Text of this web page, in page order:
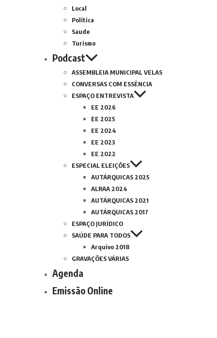
Local
Politica
Saude
Turismo
Podcast
ASSEMBLEIA MUNICIPAL VELAS
CONVERSAS COM ESSÊNCIA
ESPAÇO ENTREVISTA
EE 2026
EE 2025
EE 2024
EE 2023
EE 2022
ESPECIAL ELEIÇÕES
AUTÁRQUICAS 2025
ALRAA 2024
AUTÁRQUICAS 2021
AUTÁRQUICAS 2017
ESPAÇO JURÍDICO
SAÚDE PARA TODOS
Arquivo 2018
GRAVAÇÕES VÁRIAS
Agenda
Emissão Online